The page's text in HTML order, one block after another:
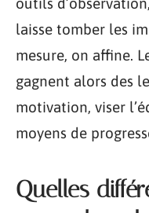
laisse tomber les
mesure, on affine.
gagnent alors des
motivation, viser
moyens de
Quelles